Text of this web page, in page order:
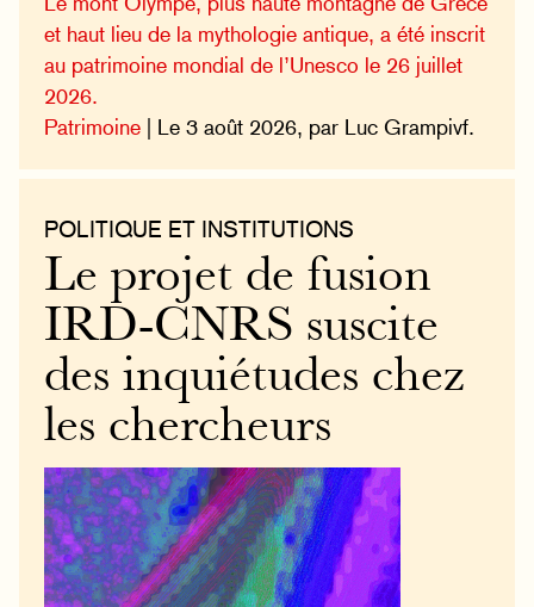
et haut lieu de la mythologie antique, a été inscrit
au patrimoine mondial de l’Unesco le 26 juillet
2026.
Patrimoine | Le 3 août 2026, par Luc Grampivf.
POLITIQUE ET INSTITUTIONS
Le projet de fusion
IRD-CNRS suscite
des inquiétudes chez
les chercheurs